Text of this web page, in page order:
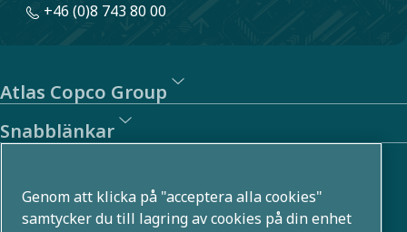
+46 (0)8 743 80 00
Atlas Copco Group
Snabblänkar
Atlas Copco Group utvecklar innovativa lösningar i flera
Genom att klicka på "acceptera alla cookies"
samtycker du till lagring av cookies på din enhet